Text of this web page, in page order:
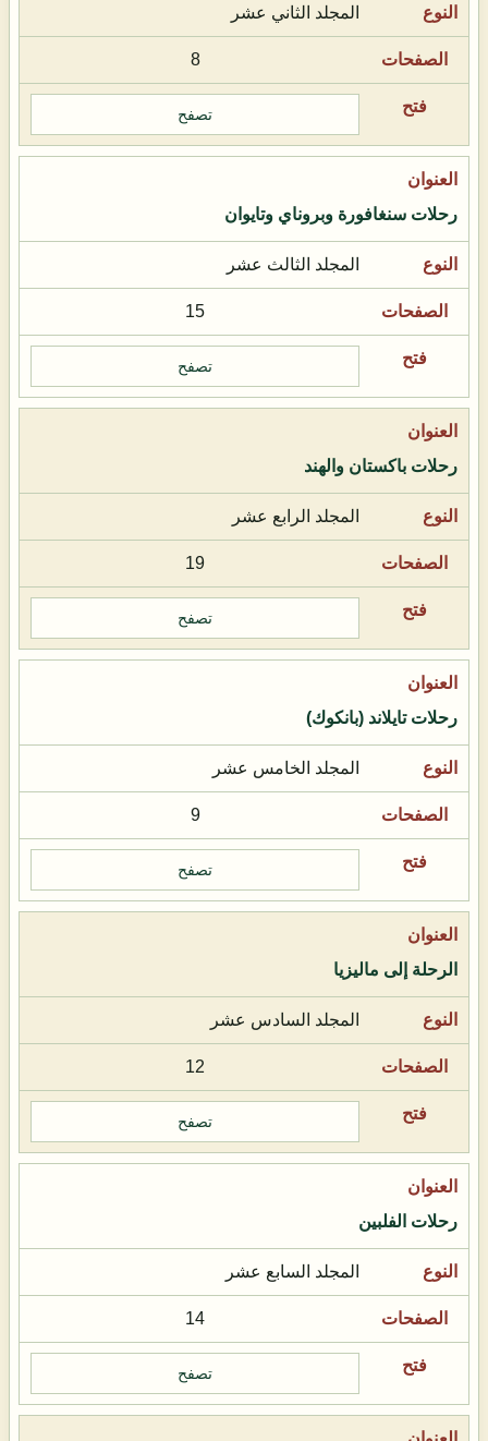
المجلد الثاني عشر
8
تصفح
رحلات سنغافورة وبروناي وتايوان
المجلد الثالث عشر
15
تصفح
رحلات باكستان والهند
المجلد الرابع عشر
19
تصفح
رحلات تايلاند (بانكوك)
المجلد الخامس عشر
9
تصفح
الرحلة إلى ماليزيا
المجلد السادس عشر
12
تصفح
رحلات الفلبين
المجلد السابع عشر
14
تصفح